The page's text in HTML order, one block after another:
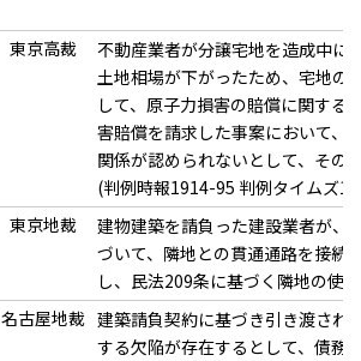
東京高裁
不動産業者が分譲宅地を造成中に
土地相場が下がったため、宅地の
して、原子力損害の賠償に関する
害賠償を請求した事案において、
関係が認められないとして、その
(判例時報1914-95 判例タイムズ
東京地裁
建物建築を請負った建設業者が、
づいて、隣地との貫通通路を接続
し、民法209条に基づく隣地の使
名古屋地裁 建築請負契約に基づき引き渡され
する欠陥が存在するとして、債務